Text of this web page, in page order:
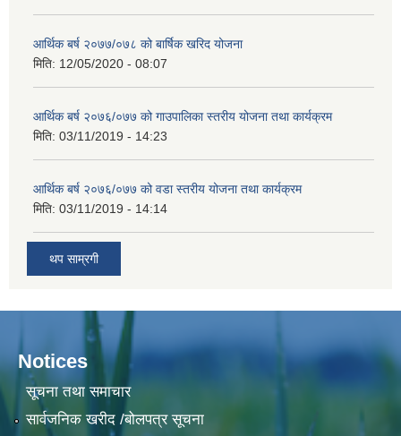
आर्थिक बर्ष २०७७/०७८ को बार्षिक खरिद योजना
मिति: 12/05/2020 - 08:07
आर्थिक बर्ष २०७६/०७७ को गाउपालिका स्तरीय योजना तथा कार्यक्रम
मिति: 03/11/2019 - 14:23
आर्थिक बर्ष २०७६/०७७ को वडा स्तरीय योजना तथा कार्यक्रम
मिति: 03/11/2019 - 14:14
थप साम्रगी
Notices
सूचना तथा समाचार
सार्वजनिक खरीद /बोलपत्र सूचना